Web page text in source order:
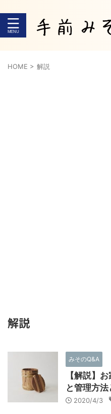
HOME > 解説
解説
みそのQ&A
【解説】
と管理方法
2020/4/3